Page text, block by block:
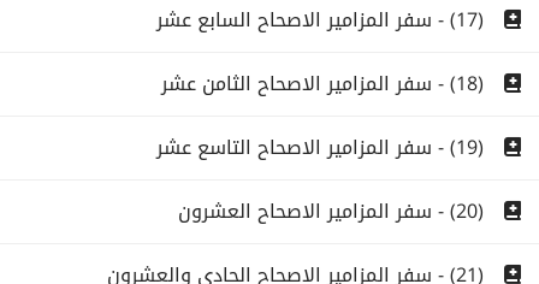
(17) - سفر المزامير الاصحاح السابع عشر
(18) - سفر المزامير الاصحاح الثامن عشر
(19) - سفر المزامير الاصحاح التاسع عشر
(20) - سفر المزامير الاصحاح العشرون
(21) - سفر المزامير الاصحاح الحادى والعشرون